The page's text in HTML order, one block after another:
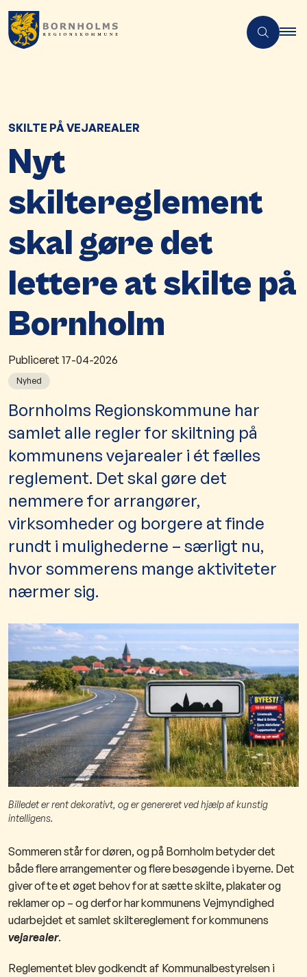
SKILTE PÅ VEJAREALER
Nyt
skiltereglement
skal gøre det
lettere at skilte på
Bornholm
Publiceret 17-04-2026
Nyhed
Bornholms Regionskommune har
samlet alle regler for skiltning på
kommunens vejarealer i ét fælles
reglement. Det skal gøre det
nemmere for arrangører,
virksomheder og borgere at finde
rundt i mulighederne – særligt nu,
hvor sommerens mange aktiviteter
nærmer sig.
Billedet er rent dekorativt, og er genereret ved hjælp af kunstig
intelligens.
Sommeren står for døren, og på Bornholm betyder det
både flere arrangementer og flere besøgende i byerne. Det
giver ofte et øget behov for at sætte skilte, plakater og
reklamer op – og derfor har kommunens Vejmyndighed
udarbejdet et samlet skiltereglement for kommunens
vejarealer.
Reglementet blev godkendt af Kommunalbestyrelsen i